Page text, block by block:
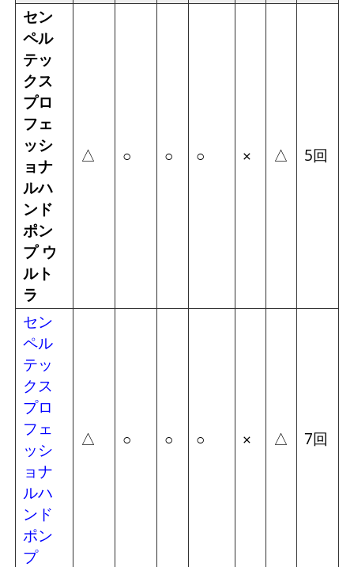
セン
ペル
テッ
クス
プロ
フェ
ッシ
ョナ
ルハ
ンド
ポン
プ ウ
ルト
ラ
△ ○ ○ ○ × △ 5回
セン
ペル
テッ
クス
プロ
フェ
ッシ
ョナ
ルハ
ンド
ポン
プ
△ ○ ○ ○ × △ 7回